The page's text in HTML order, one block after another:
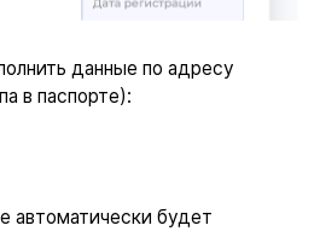
данные по адресу
в паспорте):
автоматически будет